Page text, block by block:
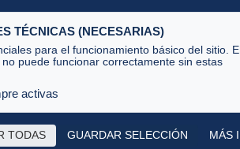
Organizadores
semisótano. 50018 Zaragoza
TÉCNICAS (NECESARIAS)
para el funcionamiento básico del sitio. El
no puede funcionar correctamente sin estas
activas
TODAS GUARDAR SELECCIÓN MÁS